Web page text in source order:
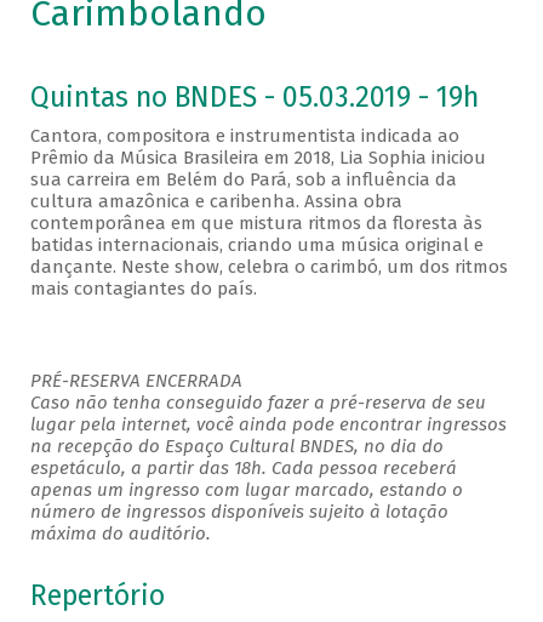
Carimbolando
Quintas no BNDES - 05.03.2019 - 19h
Cantora, compositora e instrumentista indicada ao
Prêmio da Música Brasileira em 2018, Lia Sophia iniciou
sua carreira em Belém do Pará, sob a influência da
cultura amazônica e caribenha. Assina obra
contemporânea em que mistura ritmos da floresta às
batidas internacionais, criando uma música original e
dançante. Neste show, celebra o carimbó, um dos ritmos
mais contagiantes do país.
PRÉ-RESERVA ENCERRADA
Caso não tenha conseguido fazer a pré-reserva de seu
lugar pela internet, você ainda pode encontrar ingressos
na recepção do Espaço Cultural BNDES, no dia do
espetáculo, a partir das 18h. Cada pessoa receberá
apenas um ingresso com lugar marcado, estando o
número de ingressos disponíveis sujeito à lotação
máxima do auditório.
Repertório